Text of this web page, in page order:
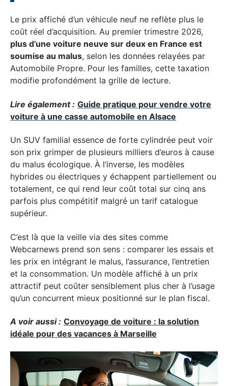
Le prix affiché d’un véhicule neuf ne reflète plus le
coût réel d’acquisition. Au premier trimestre 2026,
plus d’une voiture neuve sur deux en France est
soumise au malus, selon les données relayées par
Automobile Propre. Pour les familles, cette taxation
modifie profondément la grille de lecture.
Lire également : Guide pratique pour vendre votre
voiture à une casse automobile en Alsace
Un SUV familial essence de forte cylindrée peut voir
son prix grimper de plusieurs milliers d’euros à cause
du malus écologique. À l’inverse, les modèles
hybrides ou électriques y échappent partiellement ou
totalement, ce qui rend leur coût total sur cinq ans
parfois plus compétitif malgré un tarif catalogue
supérieur.
C’est là que la veille via des sites comme
Webcarnews prend son sens : comparer les essais et
les prix en intégrant le malus, l’assurance, l’entretien
et la consommation. Un modèle affiché à un prix
attractif peut coûter sensiblement plus cher à l’usage
qu’un concurrent mieux positionné sur le plan fiscal.
A voir aussi : Convoyage de voiture : la solution
idéale pour des vacances à Marseille